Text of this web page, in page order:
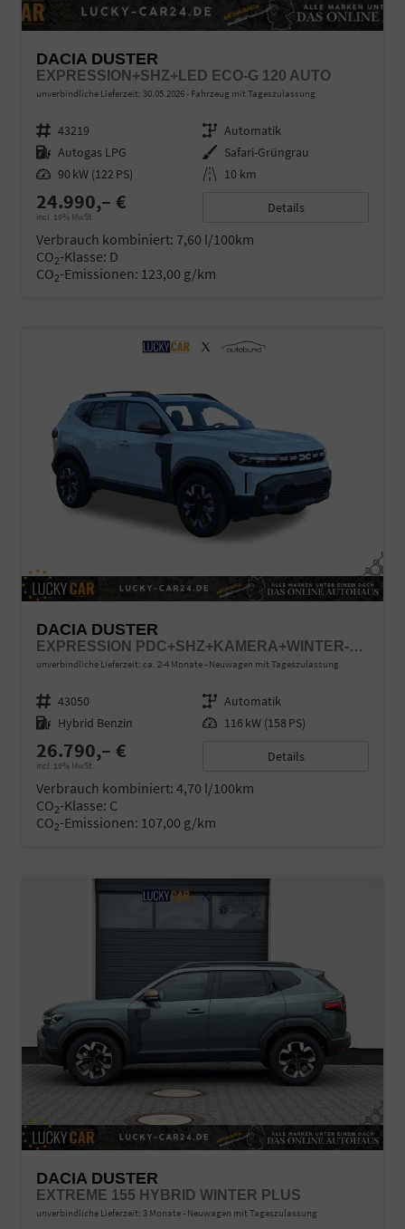
DACIA DUSTER
EXPRESSION+SHZ+LED ECO-G 120 AUTO
unverbindliche Lieferzeit: 30.05.2026 Fahrzeug mit Tageszulassung
Fahrzeugnr. 43219 Getriebe Automatik
Kraftstoff Autogas LPG Außenfarbe Safari-Grüngrau
Leistung 90 kW (122 PS) Kilometerstand 10 km
24.990,– €
incl. 19% MwSt.
Details
Verbrauch kombiniert: 7,60 l/100km
CO2-Klasse: D
CO2-Emissionen: 123,00 g/km
DACIA DUSTER
EXPRESSION PDC+SHZ+KAMERA+WINTER-PAKET
unverbindliche Lieferzeit: ca. 2-4 Monate Neuwagen mit Tageszulassung
Fahrzeugnr. 43050 Getriebe Automatik
Kraftstoff Hybrid Benzin Leistung 116 kW (158 PS)
26.790,– €
incl. 19% MwSt.
Details
Verbrauch kombiniert: 4,70 l/100km
CO2-Klasse: C
CO2-Emissionen: 107,00 g/km
DACIA DUSTER
EXTREME 155 HYBRID WINTER PLUS
unverbindliche Lieferzeit: 3 Monate Neuwagen mit Tageszulassung